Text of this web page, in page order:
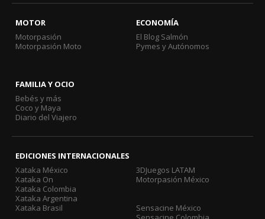
MOTOR
Motorpasión
Motorpasión Moto
ECONOMÍA
El Blog Salmón
Pymes y Autónomos
FAMILIA Y OCIO
Bebés y más
Coco y Maya
Diario del Viajero
EDICIONES INTERNACIONALES
Xataka México
Xataka On
Xataka Colombia
Xataka Argentina
Xataka Brasil
3DJuegos LATAM
Motorpasión México
Sensacine México